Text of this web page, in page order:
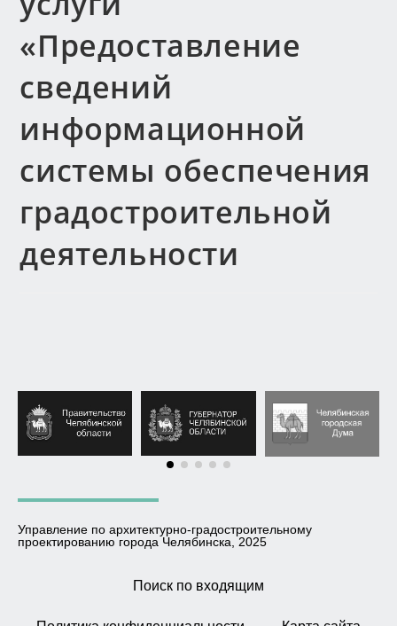
«Предоставление
сведений
информационной
системы обеспечения
градостроительной
деятельности
Управление по архитектурно-градостроительному
проектированию города Челябинска, 2025
Поиск по входящим